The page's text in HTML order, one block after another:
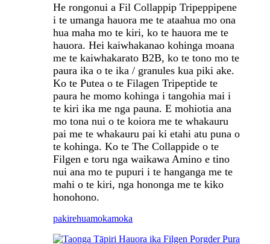
He rongonui a Fil Collappip Tripeppipene
i te umanga hauora me te ataahua mo ona
hua maha mo te kiri, ko te hauora me te
hauora. Hei kaiwhakanao kohinga moana
me te kaiwhakarato B2B, ko te tono mo te
paura ika o te ika / granules kua piki ake.
Ko te Putea o te Filagen Tripeptide te
paura he momo kohinga i tangohia mai i
te kiri ika me nga pauna. E mohiotia ana
mo tona nui o te koiora me te whakauru
pai me te whakauru pai ki etahi atu puna o
te kohinga. Ko te The Collappide o te
Filgen e toru nga waikawa Amino e tino
nui ana mo te pupuri i te hanganga me te
mahi o te kiri, nga hononga me te kiko
honohono.
pakirehuamokamoka